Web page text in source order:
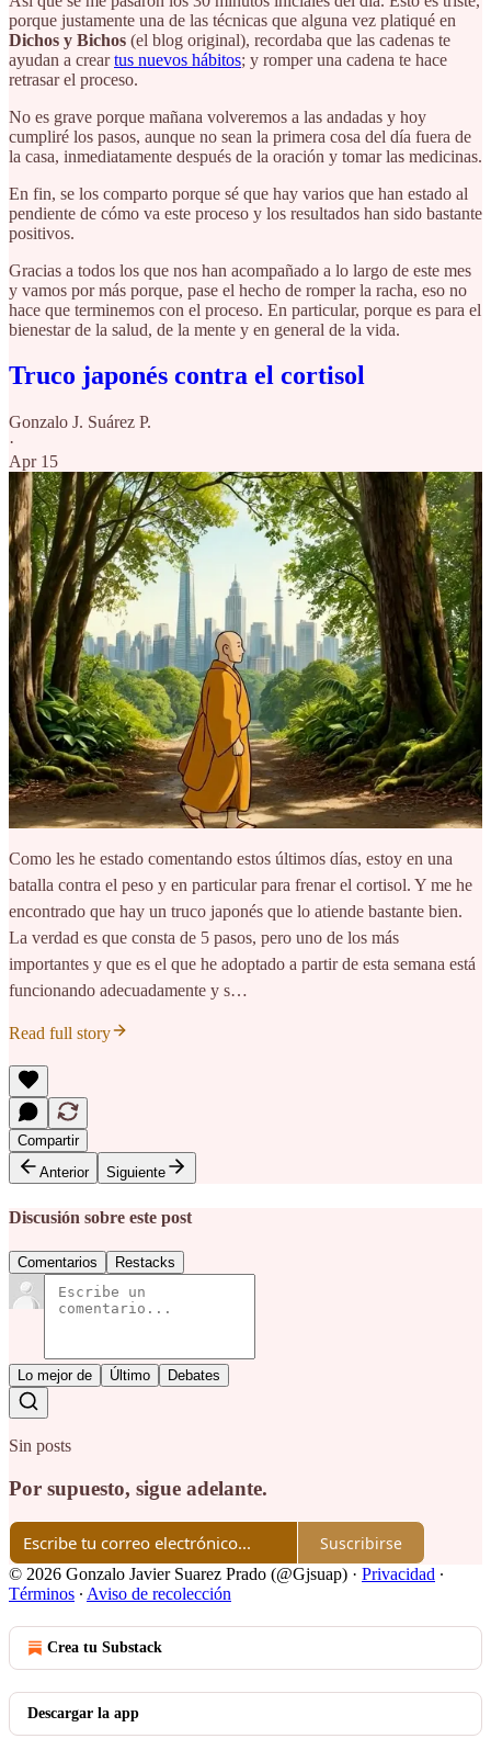
porque justamente una de las técnicas que alguna vez platiqué en
Dichos y Bichos (el blog original), recordaba que las cadenas te
ayudan a creartus nuevos hábitos; y romper una cadena te hace
retrasar el proceso.
No es grave porque mañana volveremos a las andadas y hoy
cumpliré los pasos, aunque no sean la primera cosa del día fuera de
la casa, inmediatamente después de la oración y tomar las medicinas.
En fin, se los comparto porque sé que hay varios que han estado al
pendiente de cómo va este proceso y los resultados han sido bastante
positivos.
Gracias a todos los que nos han acompañado a lo largo de este mes
y vamos por más porque, pase el hecho de romper la racha, eso no
hace que terminemos con el proceso. En particular, porque es para el
bienestar de la salud, de la mente y en general de la vida.
Truco japonés contra el cortisol
Gonzalo J. Suárez P.
·
Apr 15
Como les he estado comentando estos últimos días, estoy en una
batalla contra el peso y en particular para frenar el cortisol. Y me he
encontrado que hay un truco japonés que lo atiende bastante bien.
La verdad es que consta de 5 pasos, pero uno de los más
importantes y que es el que he adoptado a partir de esta semana está
funcionando adecuadamente y s…
Read full story
Compartir
Anterior
Siguiente
Discusión sobre este post
Comentarios Restacks
Lo mejor de Último Debates
Sin posts
Por supuesto, sigue adelante.
Suscribirse
© 2026 Gonzalo Javier Suarez Prado (@Gjsuap) · Privacidad ∙
Términos ∙ Aviso de recolección
Crea tu Substack
Descargar la app